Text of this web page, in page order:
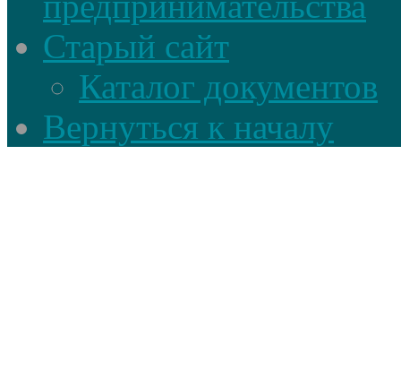
Старый сайт
Каталог документов
Вернуться к началу